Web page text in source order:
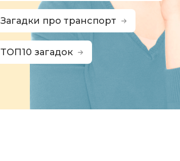
Загадки про транспорт
ТОП10 загадок